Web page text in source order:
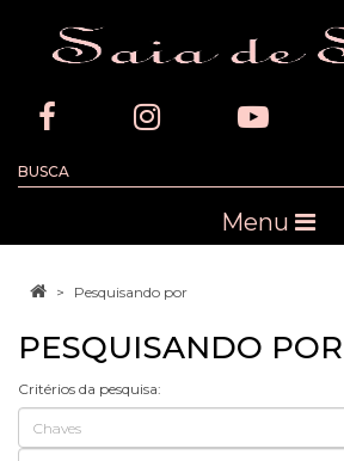
Menu
Pesquisando por
PESQUISANDO POR
Critérios da pesquisa: